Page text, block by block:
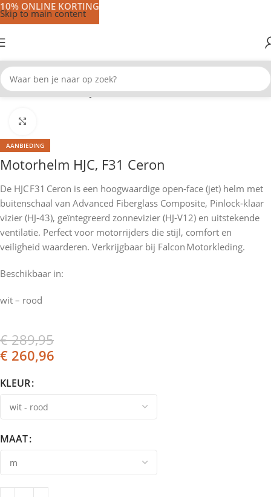
Skip to main content
Home Motorhelmen Jet helmen
AANBIEDING
Motorhelm HJC, F31 Ceron
De HJC F31 Ceron is een hoogwaardige open‑face (jet) helm met
buitenschaal van Advanced Fiberglass Composite, Pinlock‑klaar
vizier (HJ‑43), geïntegreerd zonnevizier (HJ‑V12) en uitstekende
ventilatie. Perfect voor motorrijders die stijl, comfort en
veiligheid waarderen. Verkrijgbaar bij Falcon Motorkleding.
Beschikbaar in:
wit – rood
€289,95
€ 260,96
KLEUR
MAAT
10% ONLINE KORTING